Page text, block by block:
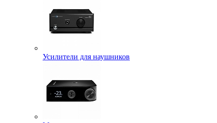
Усилители для наушников